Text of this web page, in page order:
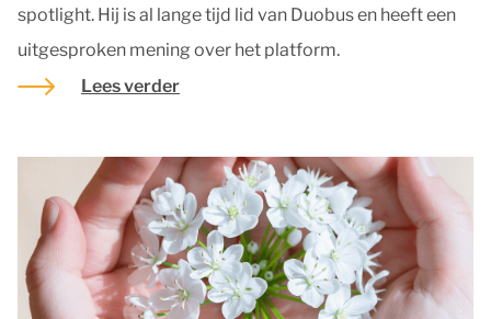
spotlight. Hij is al lange tijd lid van Duobus en heeft een
uitgesproken mening over het platform.
Lees verder